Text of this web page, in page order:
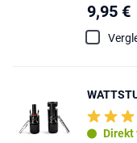
9,95 €
Direkt